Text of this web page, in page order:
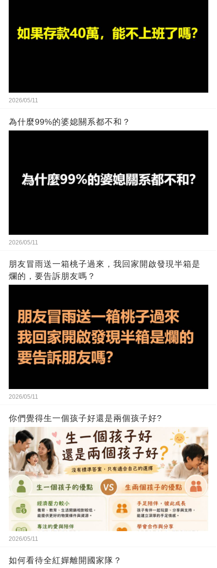
2026/05/11
為什麼99%的婆媳關系都不和？
2026/05/11
朋友冒雨送一箱桃子過來，我回家開啟發現半箱是
爛的，要告訴朋友嗎？
2026/05/11
你們覺得生一個孩子好還是兩個孩子好?
2026/05/11
如何看待全紅嬋離開國家隊？